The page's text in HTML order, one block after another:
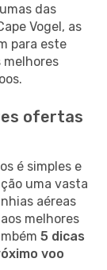
das
Vogel, as
para este
melhores
ofertas
é simples e
uma vasta
aéreas
melhores
5 dicas
voo